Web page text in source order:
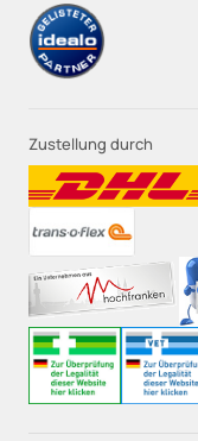
Zustellung durch